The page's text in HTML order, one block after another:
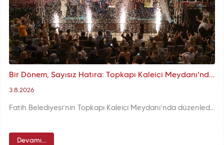
Bir Dönem, Sayısız Hatıra: Topkapı Kaleiçi Meydanı'nda Yoğun Katılımla Devam Eden Nostalji Günleri, Meydanı Dolduran Finalle Sona Erdi
3.8.2026
Fatih Belediyesi’nin Topkapı Kaleiçi Meydanı’nda düzenlediği Nostalji Günleri, günler boyunca yoğun ilgi gören programlarının ardından büyük finalle sona erdi. Geçmişin mahalle kültürünü bugüne taşıyan festival, ziyaretçilerine nostalji dolu bir final akşamı yaşattı.
Devamı...